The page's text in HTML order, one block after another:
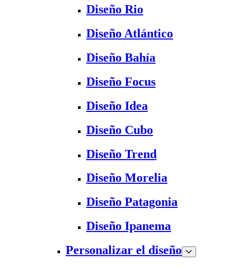
Diseño Rio
Diseño Atlántico
Diseño Bahía
Diseño Focus
Diseño Idea
Diseño Cubo
Diseño Trend
Diseño Morelia
Diseño Patagonia
Diseño Ipanema
Personalizar el diseño